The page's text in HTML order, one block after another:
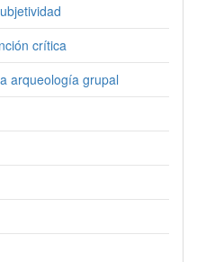
crítica
arqueología grupal